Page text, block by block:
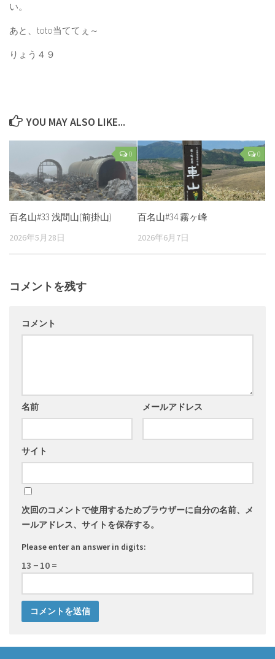
い。
あと、toto当ててぇ～
りょう４９
YOU MAY ALSO LIKE...
0
百名山#33 浅間山(前掛山)
2026年5月28日
0
百名山#34 霧ヶ峰
2026年6月7日
コメントを残す
コメント
名前 メールアドレス
サイト
次回のコメントで使用するためブラウザーに自分の名前、メ
ールアドレス、サイトを保存する。
Please enter an answer in digits:
13 − 10 =